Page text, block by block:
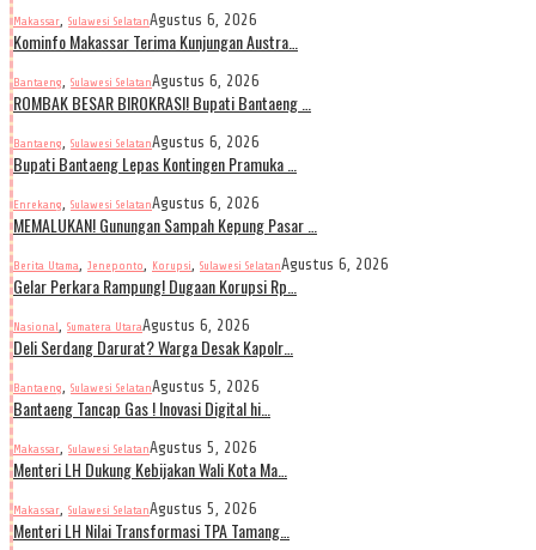
Makassar, Sulawesi SelatanAgustus 6, 2026
Kominfo Makassar Terima Kunjungan Austra…
Bantaeng, Sulawesi SelatanAgustus 6, 2026
ROMBAK BESAR BIROKRASI! Bupati Bantaeng …
Bantaeng, Sulawesi SelatanAgustus 6, 2026
Bupati Bantaeng Lepas Kontingen Pramuka …
Enrekang, Sulawesi SelatanAgustus 6, 2026
MEMALUKAN! Gunungan Sampah Kepung Pasar …
Berita Utama, Jeneponto, Korupsi, Sulawesi SelatanAgustus 6, 2026
Gelar Perkara Rampung! Dugaan Korupsi Rp…
Nasional, Sumatera UtaraAgustus 6, 2026
Deli Serdang Darurat? Warga Desak Kapolr…
Bantaeng, Sulawesi SelatanAgustus 5, 2026
Bantaeng Tancap Gas ! Inovasi Digital hi…
Makassar, Sulawesi SelatanAgustus 5, 2026
Menteri LH Dukung Kebijakan Wali Kota Ma…
Makassar, Sulawesi SelatanAgustus 5, 2026
Menteri LH Nilai Transformasi TPA Tamang…